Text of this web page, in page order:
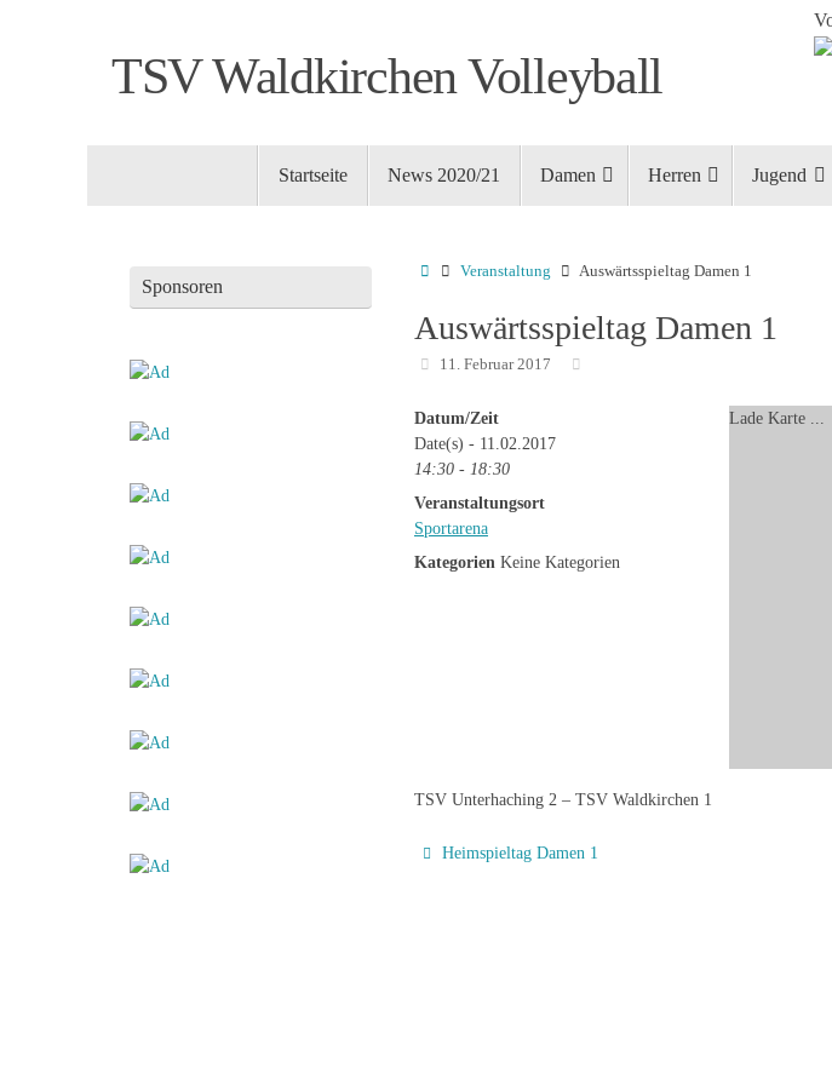
TSV Waldkirchen Volleyball
Startseite News 2020/21 Damen Herren Jugend
Startseite
Veranstaltung Auswärtsspieltag Damen 1
Auswärtsspieltag Damen 1
11. Februar 2017
Lade Karte ...
Datum/Zeit
Date(s) - 11.02.2017
14:30 - 18:30
Veranstaltungsort
Sportarena
Kategorien Keine Kategorien
TSV Unterhaching 2 – TSV Waldkirchen 1
Heimspieltag Damen 1
Sponsoren